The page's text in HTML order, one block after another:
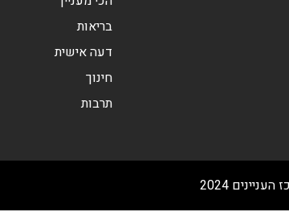
בריאות
דעה אישית
חינוך
תרבות
2024